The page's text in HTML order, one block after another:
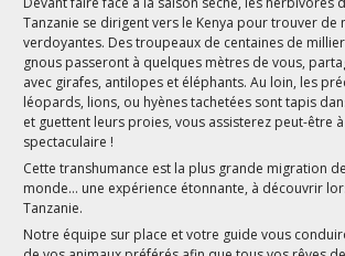
Tanzanie se dirigent vers le Kenya pour trouver de
verdoyantes. Des troupeaux de centaines de
gnous passeront à quelques mètres de vous,
avec girafes, antilopes et éléphants. Au loin, les
léopards, lions, ou hyènes tachetées sont tapis
et guettent leurs proies, vous assisterez peut-être
spectaculaire !
Cette transhumance est la plus grande migration
monde… une expérience étonnante, à découvrir
Tanzanie.
Notre équipe sur place et votre guide vous